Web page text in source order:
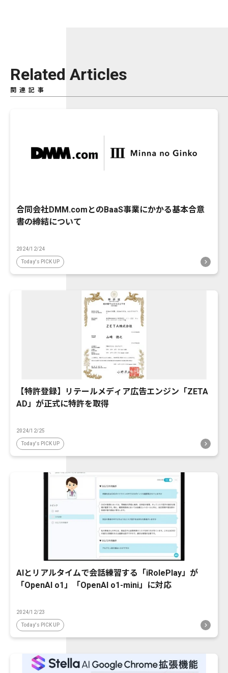
Related Articles
関連記事
合同会社DMM.comとのBaaS事業にかかる基本合意
書の締結について
2024/12/24
Today's PICK UP
【特許登録】リテールメディア広告エンジン「ZETA
AD」が正式に特許を取得
2024/12/25
Today's PICK UP
AIとリアルタイムで会話練習する「iRolePlay」が
「OpenAI o1」「OpenAI o1-mini」に対応
2024/12/23
Today's PICK UP